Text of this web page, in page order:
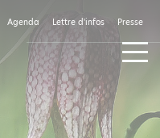
Agenda Lettre d'infos Presse